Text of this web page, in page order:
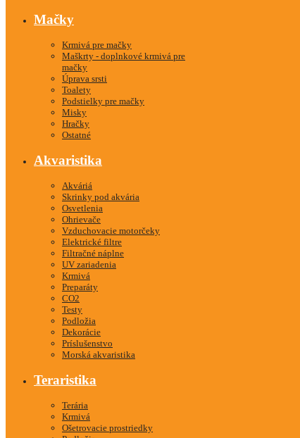
Mačky
Krmivá pre mačky
Maškrty - doplnkové krmivá pre
mačky
Úprava srsti
Toalety
Podstielky pre mačky
Misky
Hračky
Ostatné
Akvaristika
Akváriá
Skrinky pod akvária
Osvetlenia
Ohrievače
Vzduchovacie motorčeky
Elektrické filtre
Filtračné náplne
UV zariadenia
Krmivá
Preparáty
CO2
Testy
Podložia
Dekorácie
Príslušenstvo
Morská akvaristika
Teraristika
Terária
Krmivá
Ošetrovacie prostriedky